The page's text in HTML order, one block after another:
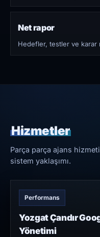
Net rapor
Hedefler, testler ve karar
Hizmetler
Parça parça ajans
sistem yaklaşımı.
Performans
Yozgat Çandır
Yönetimi